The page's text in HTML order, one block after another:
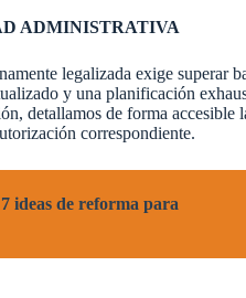
ADMINISTRATIVA
legalizada exige superar
y una planificación
detallamos de forma accesible
correspondiente.
ideas de reforma para